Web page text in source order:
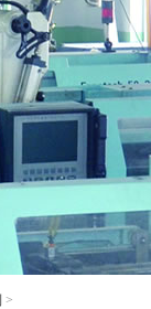
>